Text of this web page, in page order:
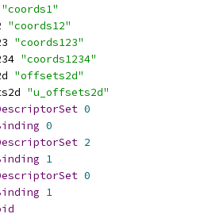
"coords1"
"coords12"
"coords123"
"coords1234"
"offsets2d"
"u_offsets2d"
0
0
2
1
0
1